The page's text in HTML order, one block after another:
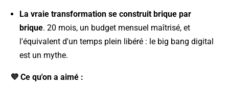
La vraie transformation se construit brique par
brique. 20 mois, un budget mensuel maîtrisé, et
l'équivalent d'un temps plein libéré : le big bang digital
est un mythe.
💜 Ce qu'on a aimé :